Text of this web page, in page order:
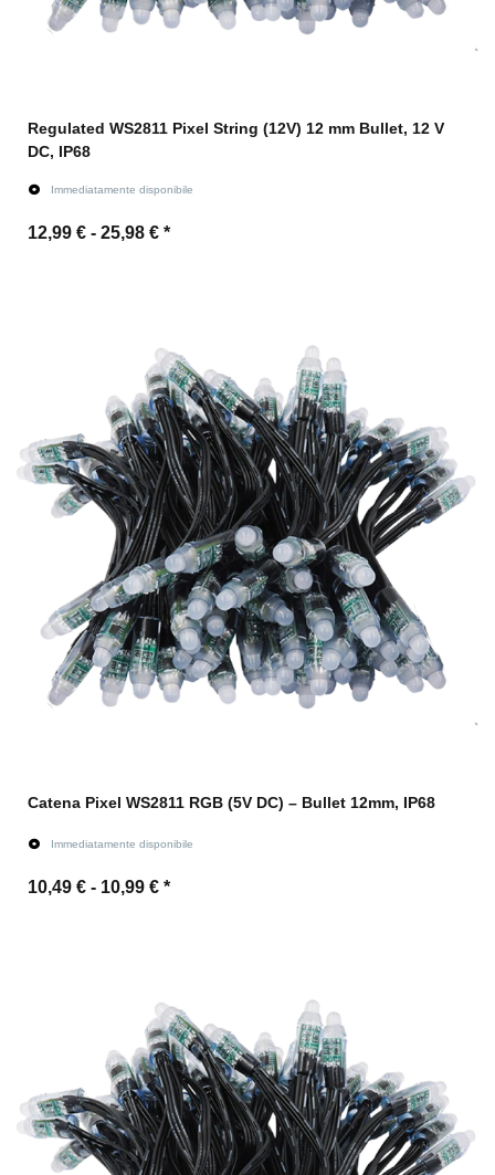
Regulated WS2811 Pixel String (12V) 12 mm Bullet, 12 V
DC, IP68
Immediatamente disponibile
12,99 € - 25,98 € *
Catena Pixel WS2811 RGB (5V DC) – Bullet 12mm, IP68
Immediatamente disponibile
10,49 € - 10,99 € *